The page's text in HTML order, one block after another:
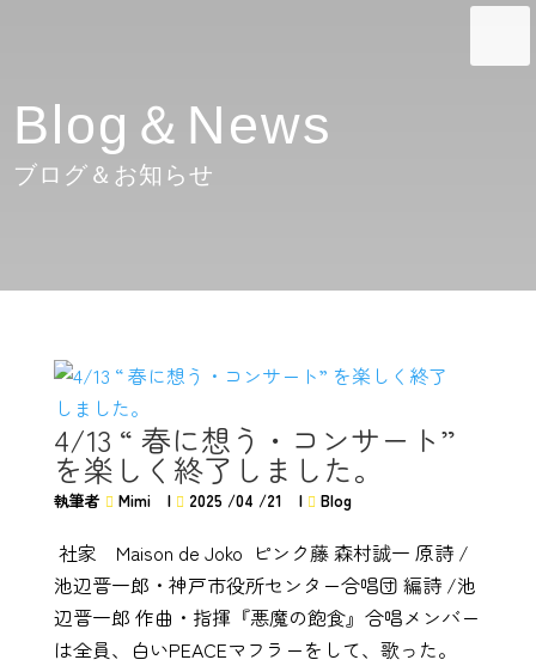
Blog＆News
ブログ＆お知らせ
4/13 “ 春に想う・コンサート”
を楽しく終了しました。
執筆者 Mimi | 2025 /04 /21 | Blog
社家 Maison de Joko ピンク藤 森村誠一 原詩 /
池辺晋一郎・神戸市役所センター合唱団 編詩 /池
辺晋一郎 作曲・指揮『悪魔の飽食』合唱メンバー
は全員、白いPEACEマフラーをして、歌った。